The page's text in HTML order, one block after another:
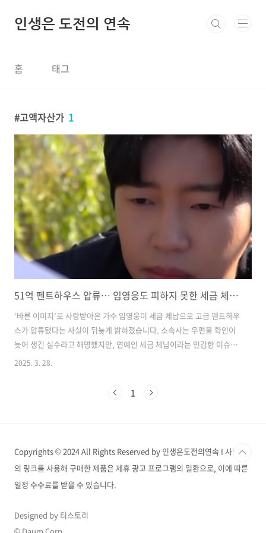
인생은 도전의 연속
홈 태그
고액자산가 1
51억 펜트하우스 압류… 임영웅도 피하지 못한 세금 체납의 진실
‘바른 이미지’로 사랑받아온 가수 임영웅이 세금 체납으로 고급 펜트하우
스가 압류됐다는 사실이 뒤늦게 밝혀졌습니다. 소속사는 우편물 확인이
늦어 생긴 실수라고 해명했지만, 연예인 세금 체납이라는 민감한 이슈에
대중은 싸늘한 반응을 보이고 있습니다. 이 사례는 단순한 유명인 뉴스
가 정당한지를 되짚게 합니다. 임영웅 세금 체납, 어떻게 압류까지 이어
2025. 3. 28.
1
Copyrights © 2024 All Rights Reserved by 인생은도전의연속 I 사이트
의 링크를 사용해 구매한 제품은 제휴 광고 프로그램의 일환으로, 이에 따른
일정 수수료를 받을 수 있습니다.
Designed by 티스토리